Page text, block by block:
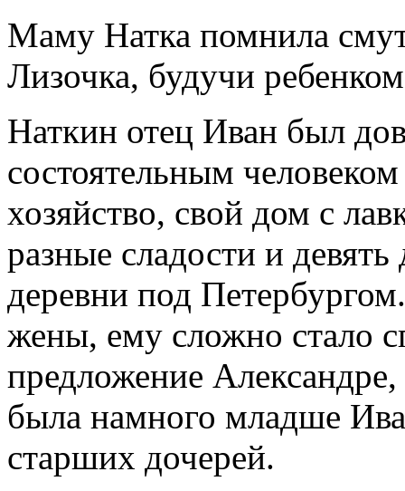
Маму Натка помнила
Лизочка, будучи
Наткин отец Иван был
состоятельным
хозяйство, свой дом с
разные сладости и
деревни под
жены, ему сложно стало
предложение
была намного младше
старших дочерей.